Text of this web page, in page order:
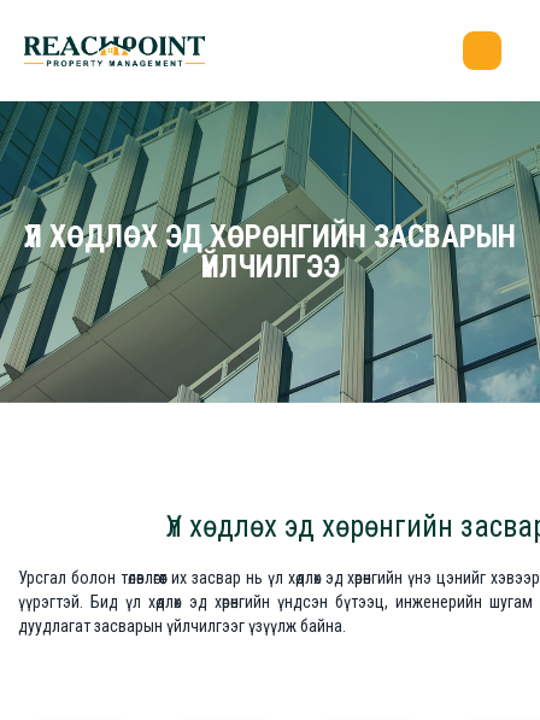
ҮЛ ХӨДЛӨХ ЭД ХӨРӨНГИЙН ЗАСВАРЫН
ҮЙЛЧИЛГЭЭ
Үл хөдлөх эд хөрөнгийн
Урсгал болон төлөвлөгөөт их засвар нь үл хөдлөх эд хөрөнгийн үнэ цэнийг
үүрэгтэй. Бид үл хөдлөх эд хөрөнгийн үндсэн бүтээц, инженерийн
дуудлагат засварын үйлчилгээг үзүүлж байна.